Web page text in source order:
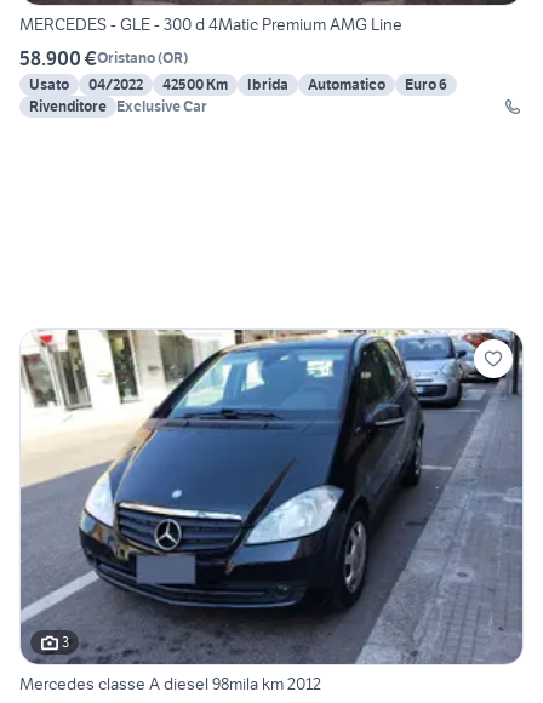
MERCEDES - GLE - 300 d 4Matic Premium AMG Line
58.900 €Oristano(OR)
Usato
04/2022 42500 Km Ibrida Automatico
Euro 6
Rivenditore Exclusive Car
3
Mercedes classe A diesel 98mila km 2012